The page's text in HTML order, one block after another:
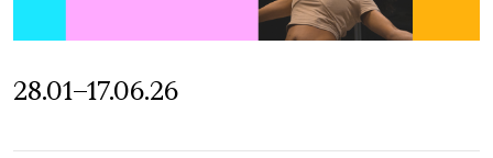
28.01–17.06.26